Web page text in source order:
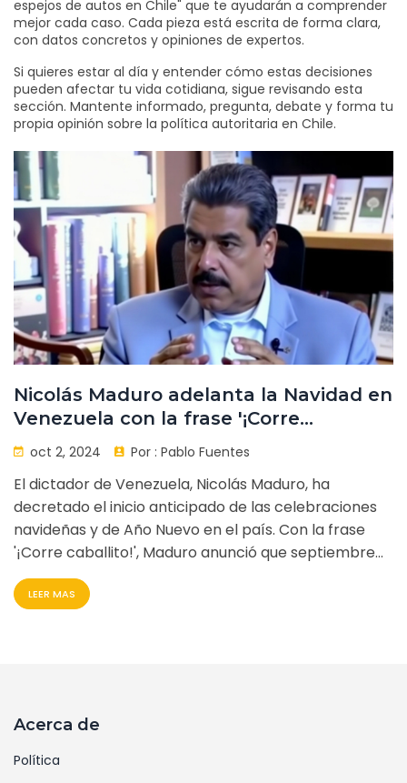
espejos de autos en Chile" que te ayudarán a comprender
mejor cada caso. Cada pieza está escrita de forma clara,
con datos concretos y opiniones de expertos.
Si quieres estar al día y entender cómo estas decisiones
pueden afectar tu vida cotidiana, sigue revisando esta
sección. Mantente informado, pregunta, debate y forma tu
propia opinión sobre la política autoritaria en Chile.
Nicolás Maduro adelanta la Navidad en
Venezuela con la frase '¡Corre
caballito!'
oct 2, 2024 Por : Pablo Fuentes
El dictador de Venezuela, Nicolás Maduro, ha
decretado el inicio anticipado de las celebraciones
navideñas y de Año Nuevo en el país. Con la frase
'¡Corre caballito!', Maduro anunció que septiembre
ya huele a Navidad, en un intento de distraer a la
población de las severas crisis económicas y
LEER MAS
Acerca de
Política